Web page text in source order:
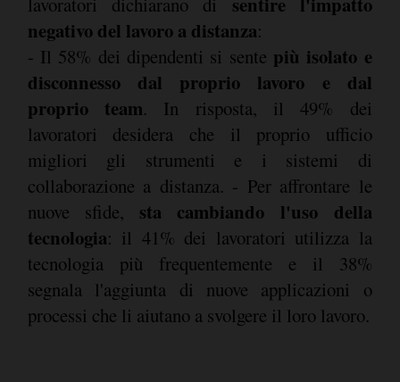
negativo del lavoro a distanza:
- Il 58% dei dipendenti si sente più isolato e
disconnesso dal proprio lavoro e dal
proprio team. In risposta, il 49% dei
lavoratori desidera che il proprio ufficio
migliori gli strumenti e i sistemi di
collaborazione a distanza. - Per affrontare le
nuove sfide, sta cambiando l'uso della
tecnologia: il 41% dei lavoratori utilizza la
tecnologia più frequentemente e il 38%
segnala l'aggiunta di nuove applicazioni o
processi che li aiutano a svolgere il loro lavoro.